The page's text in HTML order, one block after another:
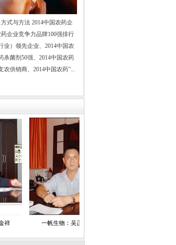
中心研究员
审委员会主任
息协会资深副会长
展报告 主编
工业协会
副总编辑
术发展中心处长
工业协会
工程师
、中国经营报、
式与方法 2014中国农药企
企业竞争力品牌100强排行
业）领先企业、2014中国农
杀菌剂50强、2014中国农药
农供销商、2014中国农药”...
一帆生物：吴正绍